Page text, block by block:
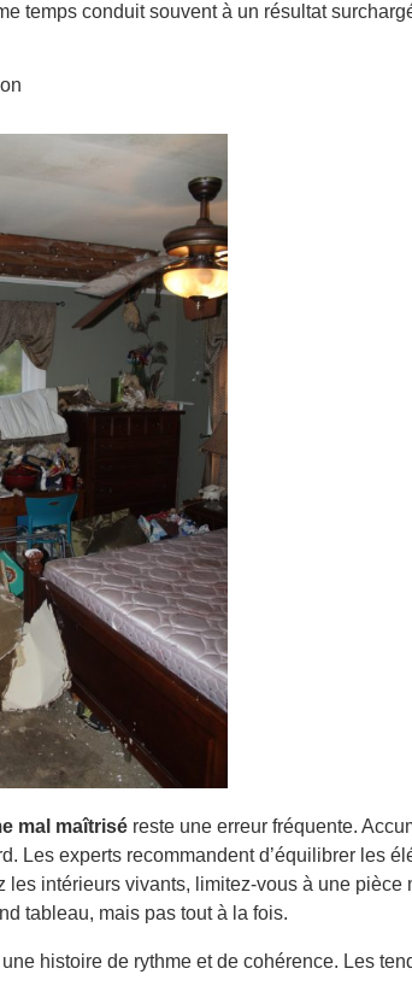
temps conduit souvent à un résultat
mal maîtrisé reste une erreur fréquente.
Les experts recommandent d’équilibrer les
les intérieurs vivants, limitez-vous à une
tableau, mais pas tout à la fois.
histoire de rythme et de cohérence. Les